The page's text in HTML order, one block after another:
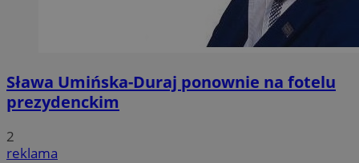
Sława Umińska-Duraj ponownie na fotelu
prezydenckim
2
reklama